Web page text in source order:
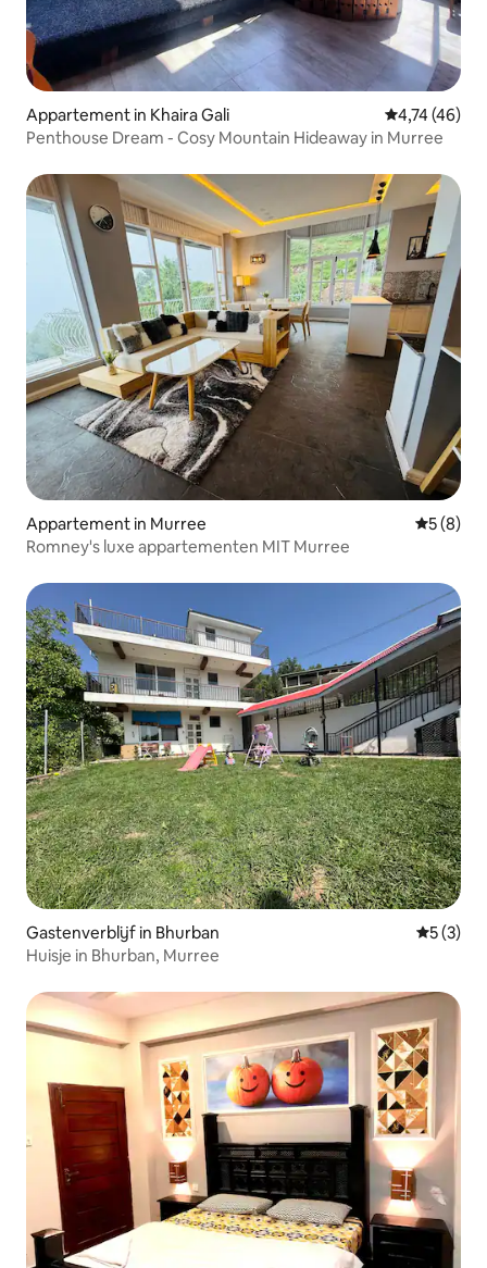
Appartement in Khaira Gali Gemiddelde
4,74 (46)
Penthouse Dream - Cosy Mountain Hideaway in Murree
Appartement in Murree
5 (8)
Romney's luxe appartementen MIT Murree
Gastenverblijf in Bhurban
5 (3)
Huisje in Bhurban, Murree